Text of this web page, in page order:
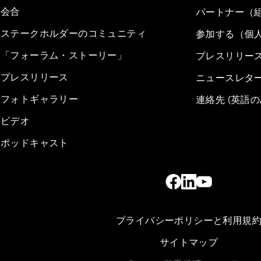
会合
ステークホルダーのコミュニティ
「フォーラム・ストーリー」
プレスリリース
フォトギャラリー
ビデオ
ポッドキャスト
パートナー（
参加する（個
プレスリリー
ニュースレタ
連絡先 (英語
プライバシーポリシーと利用規約
サイトマップ